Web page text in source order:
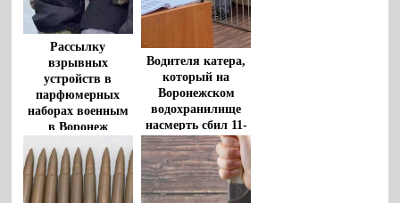
Рассылку
взрывных
устройств в
парфюмерных
наборах военным
в Воронеж
Водителя катера,
который на
Воронежском
водохранилище
насмерть сбил 11-
летнего мальчика,
взяли под стражу